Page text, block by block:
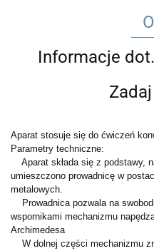
Informacje
Aparat stosuje się do ćwiczeń
Parametry techniczne:
Aparat składa się z podstawy,
umieszczono prowadnicę w
metalowych.
Prowadnica pozwala na
wspornikami mechanizmu
Archimedesa
W dolnej części mechanizmu